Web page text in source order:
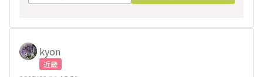
kyon
近畿